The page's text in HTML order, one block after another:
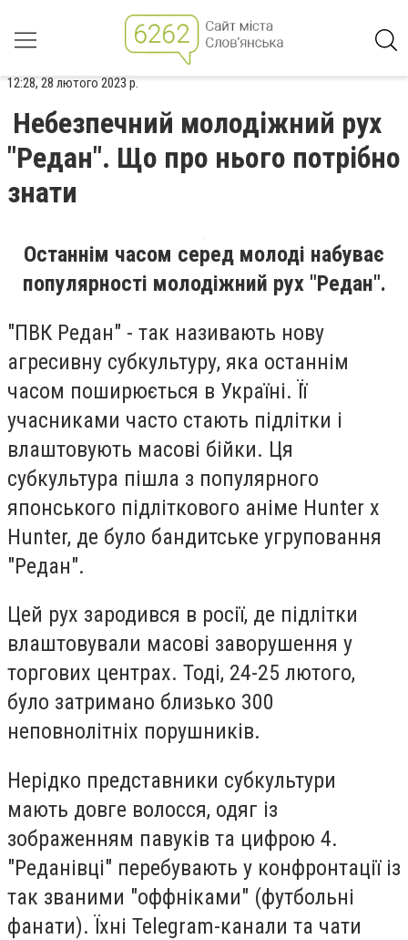
12:28, 28 лютого 2023 р.
Небезпечний молодіжний рух
"Редан". Що про нього потрібно
знати
Останнім часом серед молоді набуває
популярності молодіжний рух "Редан".
"ПВК Редан" - так називають нову
агресивну субкультуру, яка останнім
часом поширюється в Україні. Її
учасниками часто стають підлітки і
влаштовують масові бійки. Ця
субкультура пішла з популярного
японського підліткового аніме Hunter x
Hunter, де було бандитське угруповання
"Редан".
Цей рух зародився в росії, де підлітки
влаштовували масові заворушення у
торгових центрах. Тоді, 24-25 лютого,
було затримано близько 300
неповнолітніх порушників.
Нерідко представники субкультури
мають довге волосся, одяг із
зображенням павуків та цифрою 4.
"Реданівці" перебувають у конфронтації із
так званими "оффніками" (футбольні
фанати). Їхні Telegram-канали та чати